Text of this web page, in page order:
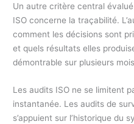
Un autre critère central
ISO concerne la traçabilité.
comment les décisions sont
et quels résultats elles
démontrable sur plusieurs
Les audits ISO ne se limitent
instantanée. Les audits de
s’appuient sur l’historique du